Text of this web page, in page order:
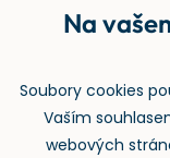
Rejstřík
Zpětný odběr
Na
Soubory cookies
Vaším
webových